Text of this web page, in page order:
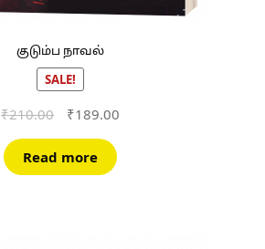
குடும்ப நாவல்
SALE!
₹210.00
Original
was:
₹210.00.
₹189.00Current
Read more